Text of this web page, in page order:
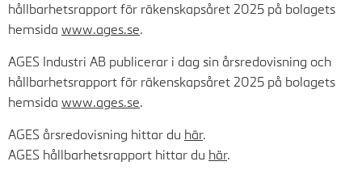
hållbarhetsrapport för räkenskapsåret 2025 på bolagets
hemsida www.ages.se.
AGES Industri AB publicerar i dag sin årsredovisning och
hållbarhetsrapport för räkenskapsåret 2025 på bolagets
hemsida www.ages.se.
AGES årsredovisning hittar du här.
AGES hållbarhetsrapport hittar du här.